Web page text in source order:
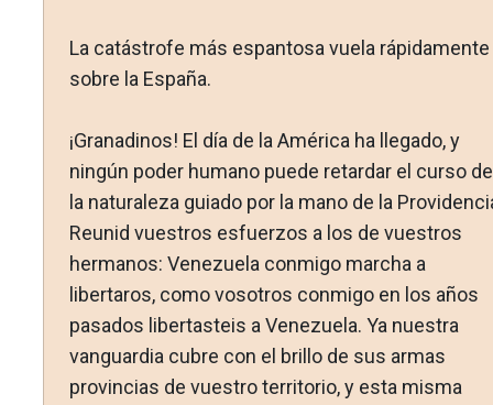
La catástro­fe más espantosa vuela rápidamente
sobre la España.
¡Granadinos! El día de la América ha llegado, y
ningún poder humano puede retardar el curso de
la naturaleza guia­do por la mano de la
Reunid vuestros esfuerzos a los de vuestros
hermanos: Venezuela conmigo marcha a
libertaros, como vosotros conmigo en los años
pasados liber­tasteis a Venezuela. Ya nuestra
vanguardia cubre con el bri­llo de sus armas
provincias de vuestro territorio, y esta misma